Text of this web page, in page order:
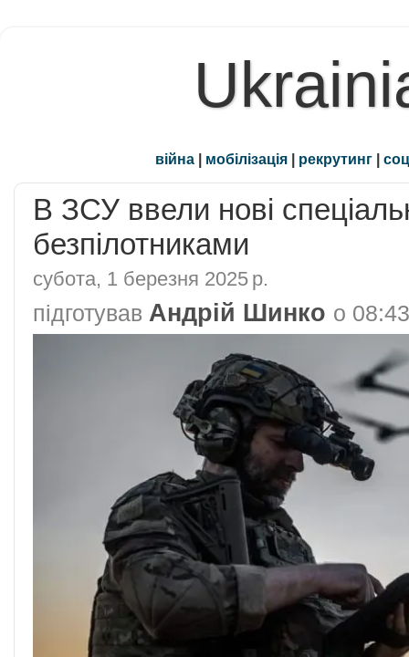
війна | мобілізація | рекрутинг |
В ЗСУ ввели нові
безпілотниками
субота, 1 березня 2025 р.
підготував Андрій Шинко о 08:43